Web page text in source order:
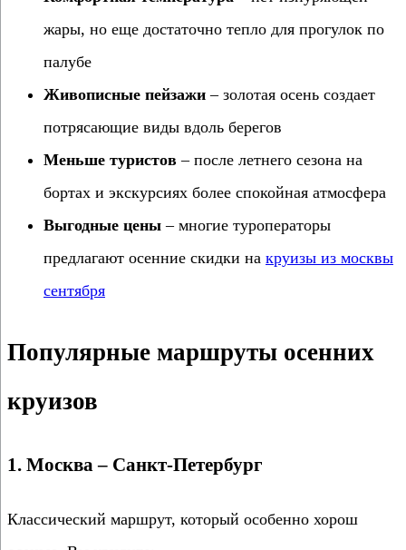
жары, но еще достаточно тепло для прогулок по
палубе
Живописные пейзажи – золотая осень создает
потрясающие виды вдоль берегов
Меньше туристов – после летнего сезона на
бортах и экскурсиях более спокойная атмосфера
Выгодные цены – многие туроператоры
предлагают осенние скидки на круизы из москвы
сентября
Популярные маршруты осенних
круизов
1. Москва – Санкт-Петербург
Классический маршрут, который особенно хорош